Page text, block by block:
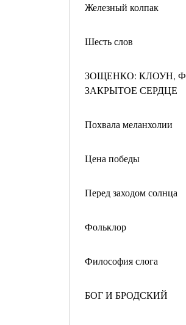
Железный колпак
Шесть слов
ЗОЩЕНКО: КЛОУН,
ЗАКРЫТОЕ СЕРДЦЕ
Похвала меланхолии
Цена победы
Перед заходом солнца
Фольклор
Философия слога
БОГ И БРОДСКИЙ